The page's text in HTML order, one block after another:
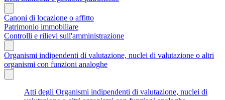
Canoni di locazione o affitto
Patrimonio immobiliare
Controlli e rilievi sull'amministrazione
Organismi indipendenti di valutazione, nuclei di valutazione o altri
organismi con funzioni analoghe
Atti degli Organismi indipendenti di valutazione, nuclei di